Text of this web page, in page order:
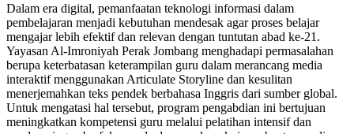
Dalam era digital, pemanfaatan teknologi informasi dalam
pembelajaran menjadi kebutuhan mendesak agar proses belajar
mengajar lebih efektif dan relevan dengan tuntutan abad ke-21.
Yayasan Al-Imroniyah Perak Jombang menghadapi permasalahan
berupa keterbatasan keterampilan guru dalam merancang media
interaktif menggunakan Articulate Storyline dan kesulitan
menerjemahkan teks pendek berbahasa Inggris dari sumber global.
Untuk mengatasi hal tersebut, program pengabdian ini bertujuan
meningkatkan kompetensi guru melalui pelatihan intensif dan